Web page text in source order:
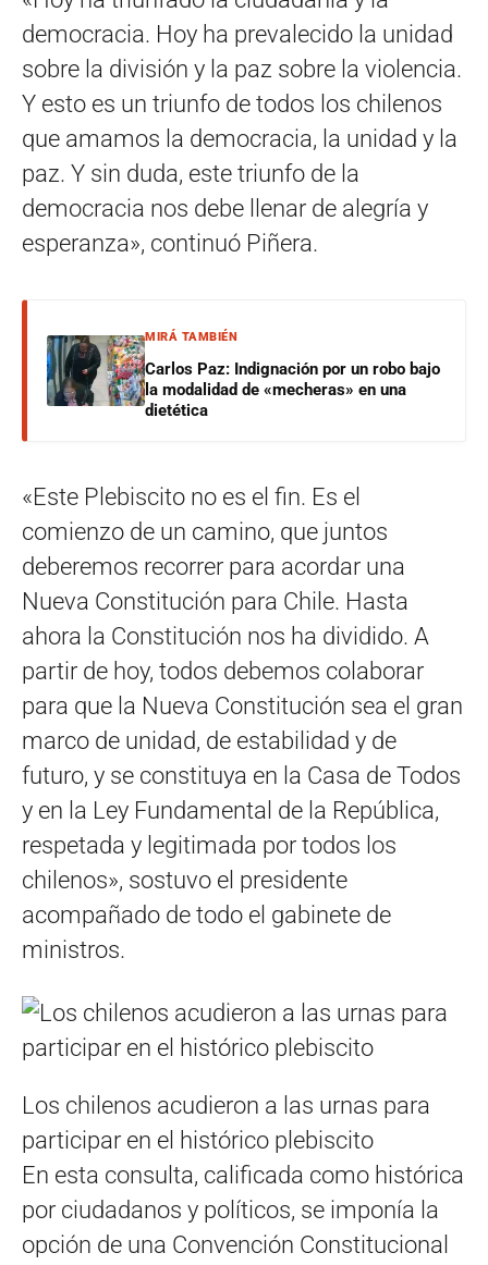
democracia. Hoy ha prevalecido la unidad
sobre la división y la paz sobre la violencia.
Y esto es un triunfo de todos los chilenos
que amamos la democracia, la unidad y la
paz. Y sin duda, este triunfo de la
democracia nos debe llenar de alegría y
esperanza», continuó Piñera.
MIRÁ TAMBIÉN
Carlos Paz: Indignación por un robo bajo
la modalidad de «mecheras» en una
dietética
«Este Plebiscito no es el fin. Es el
comienzo de un camino, que juntos
deberemos recorrer para acordar una
Nueva Constitución para Chile. Hasta
ahora la Constitución nos ha dividido. A
partir de hoy, todos debemos colaborar
para que la Nueva Constitución sea el gran
marco de unidad, de estabilidad y de
futuro, y se constituya en la Casa de Todos
y en la Ley Fundamental de la República,
respetada y legitimada por todos los
chilenos», sostuvo el presidente
acompañado de todo el gabinete de
ministros.
Los chilenos acudieron a las urnas para
participar en el histórico plebiscito
En esta consulta, calificada como histórica
por ciudadanos y políticos, se imponía la
opción de una Convención Constitucional